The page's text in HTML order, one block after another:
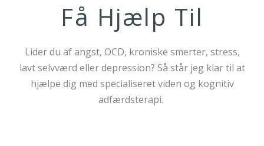
Få Hjælp Til
Lider du af angst, OCD, kroniske smerter, stress,
lavt selvværd eller depression? Så står jeg klar til at
hjælpe dig med specialiseret viden og kognitiv
adfærdsterapi.